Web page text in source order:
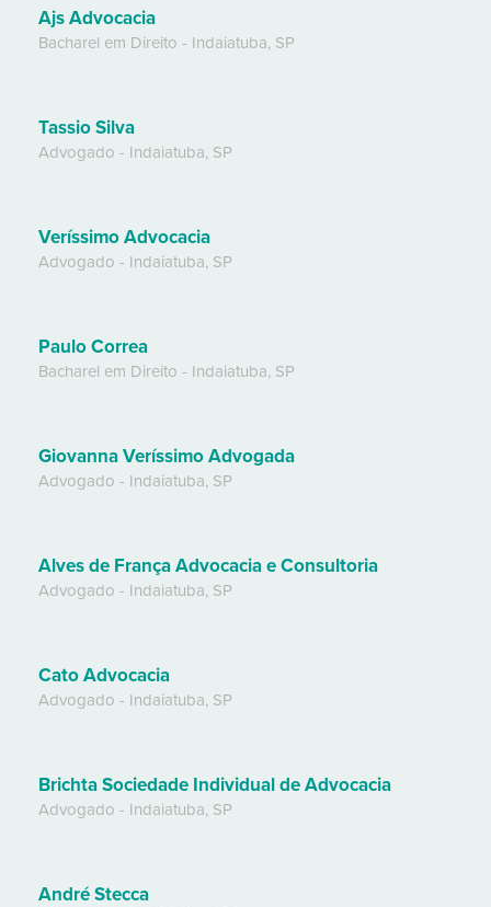
Ajs Advocacia
Bacharel em Direito - Indaiatuba, SP
Tassio Silva
Advogado - Indaiatuba, SP
Veríssimo Advocacia
Advogado - Indaiatuba, SP
Paulo Correa
Bacharel em Direito - Indaiatuba, SP
Giovanna Veríssimo Advogada
Advogado - Indaiatuba, SP
Alves de França Advocacia e Consultoria
Advogado - Indaiatuba, SP
Cato Advocacia
Advogado - Indaiatuba, SP
Brichta Sociedade Individual de Advocacia
Advogado - Indaiatuba, SP
André Stecca